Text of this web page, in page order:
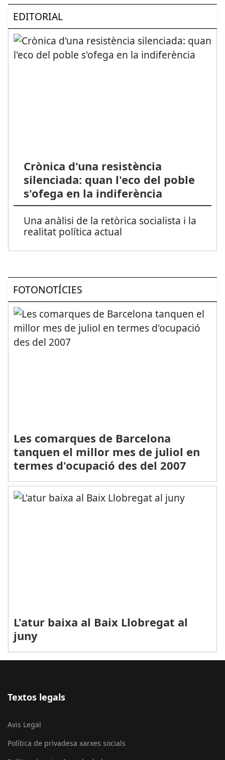
EDITORIAL
Crònica d'una resistència
silenciada: quan l'eco del poble
s'ofega en la indiferència
Una anàlisi de la retòrica socialista i la
realitat política actual
FOTONOTÍCIES
Les comarques de Barcelona
tanquen el millor mes de juliol en
termes d'ocupació des del 2007
L'atur baixa al Baix Llobregat al
juny
Textos legals
Avis Legal
Política de privadesa xarxes socials